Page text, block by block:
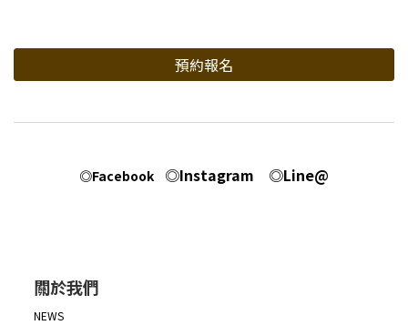
預約報名
◎Facebook ◎Instagram ◎Line@
關於我們
NEWS